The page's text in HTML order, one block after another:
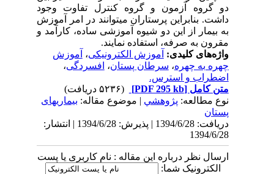
دو گروه آزمون و گروه کنترل تفاوت وجود
داشت. بنابراین پرستاران می‏توانند در امر آموزش
به بیمار از این دو شیوه آموزشی ساده، کارآمد و
مقرون به صرفه، استفاده نمایند.
واژه‌های کلیدی:آموزش الکترونیکی،آموزش
چهره به چهره ،سرطان پستان،افسردگی،
اضطراب و استرس.
متن کامل[PDF 295 kb]
نوع مطالعه:پژوهشي| موضوع مقاله:بیماریهای
پستان
دریافت: 1394/6/28 | پذیرش: 1394/6/28 | انتشار:
1394/6/28
ارسال نظر درباره این مقاله : نام کاربری یا پست
الکترونیک شما: